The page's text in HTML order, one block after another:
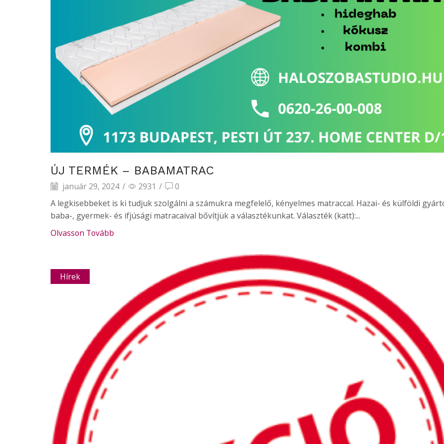
ÚJ TERMÉK – BABAMATRAC
január 29, 2024 / 2931 /
0
A legkisebbeket is ki tudjuk szolgálni a számukra megfelelő, kényelmes matraccal. Hazai- és külföldi
baba-, gyermek- és ifjúsági matracaival bővítjük a választékunkat. Választék (katt):...
Olvasson Tovább
Hírek